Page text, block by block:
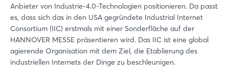
Anbieter von Industrie-4.0-Technologien positionieren. Da passt
es, dass sich das in den USA gegründete Industrial Internet
Consortium (IIC) erstmals mit einer Sonderfläche auf der
HANNOVER MESSE präsentieren wird. Das IIC ist eine global
agierende Organisation mit dem Ziel, die Etablierung des
industriellen Internets der Dinge zu beschleunigen.